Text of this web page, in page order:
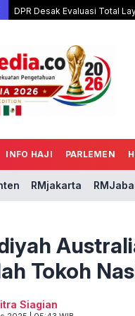
DPR Desak Evaluasi Total
INFO HAJI PARLEMEN
RMjakarta
Tokoh
Siagian